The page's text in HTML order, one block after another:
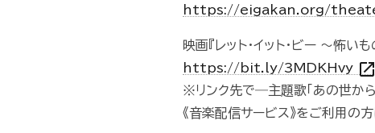
https://eigakan.org/
映画『レット・イット・ビー ～怖
https://bit.ly/3MDKHvy open_in_new
※リンク先で―主題歌「あの世か
《音楽配信サービス》をご利用の